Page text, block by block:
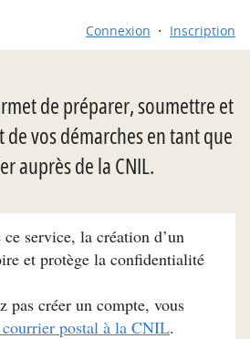
Connexion Inscription
de préparer, soumettre et
vos démarches en tant que
auprès de la CNIL.
service, la création d’un
et protège la confidentialité
pas créer un compte, vous
courrier postal à la CNIL.